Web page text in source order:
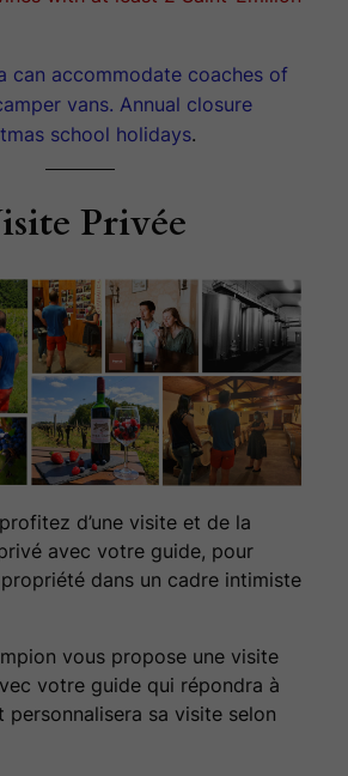
can accommodate coaches of
vans. Annual closure
school holidays.
Privée
d’une visite et de la
avec votre guide, pour
dans un cadre intimiste
vous propose une visite
votre guide qui répondra à
personnalisera sa visite selon